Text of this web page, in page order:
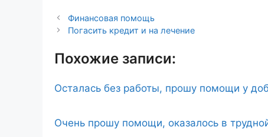
Финансовая помощь
Погасить кредит и на лечение
Похожие записи:
Осталась без работы, прошу помощи у
Очень прошу помощи, оказалось в